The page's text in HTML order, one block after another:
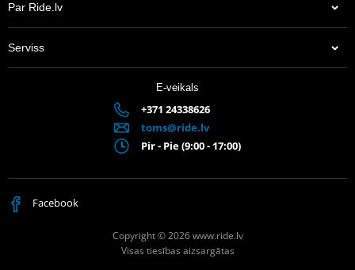
Par Ride.lv
Serviss
E-veikals
+371 24338626
toms@ride.lv
Pir - Pie (9:00 - 17:00)
Facebook
Copyright © 2026 www.ride.lv
Visas tiesības aizsargātas